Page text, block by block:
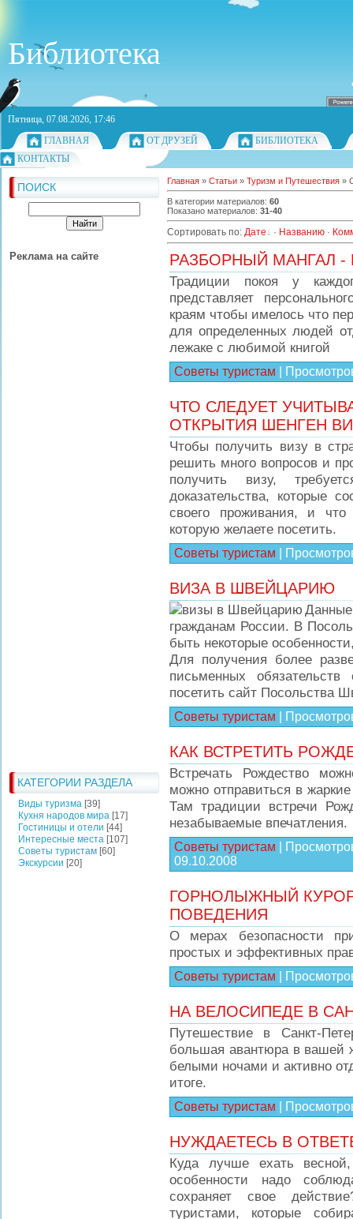
Библиотека
Пятница, 07.08.2026, 17:46
ГЛАВНАЯ
ОТ ДРУЗЕЙ
БИБЛИОТЕКА
КОНТАКТЫ
ПОИСК
Реклама на сайте
КАТЕГОРИИ РАЗДЕЛА
Виды туризма [39]
Кухня народов мира [17]
Гостиницы и отели [44]
Интересные места [107]
Советы туристам [60]
Экскурсии [20]
Главная » Статьи » Туризм и Путешествия »
В категории материалов: 60
Показано материалов: 31-40
Сортировать по: Дате · Названию ·
РАЗБОРНЫЙ МАНГАЛ -
Традиции покоя у
представляет
краям чтобы имелось что
для определенных людей
лежаке с любимой книгой
Советы туристам
ЧТО СЛЕДУЕТ
ОТКРЫТИЯ ШЕНГЕН
Чтобы получить визу в
решить много вопросов и
получить визу,
доказательства, которые
своего проживания, и
которую желаете посетить.
Советы туристам
ВИЗА В ШВЕЙЦАРИЮ
гражданам России. В
быть некоторые
Для получения более
письменных
посетить сайт Посольства
Советы туристам
КАК ВСТРЕТИТЬ
Встречать Рождество
можно отправиться в
Там традиции встречи
незабываемые впечатления.
Советы туристам
09.10.2008
ГОРНОЛЫЖНЫЙ
ПОВЕДЕНИЯ
О мерах безопасности
простых и эффективных
Советы туристам
НА ВЕЛОСИПЕДЕ В
Путешествие в Санкт-
большая авантюра в вашей
белыми ночами и активно
итоге.
Советы туристам
НУЖДАЕТЕСЬ В
Куда лучше ехать
особенности надо
сохраняет свое
туристами, которые